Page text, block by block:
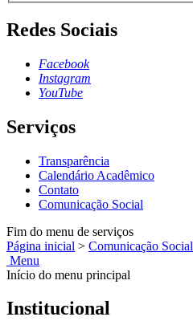
Redes Sociais
Facebook
Instagram
YouTube
Serviços
Transparência
Calendário Acadêmico
Contato
Comunicação Social
Fim do menu de serviços
Página inicial > Comunicação Social
Menu
Início do menu principal
Institucional